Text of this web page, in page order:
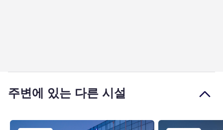
주변에 있는 다른 시설